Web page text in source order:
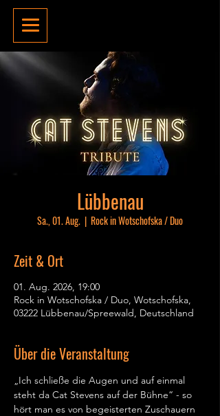
Lübbenau
Sa., 01. Aug.
  |
Rock in Wotschofska / Duo
Zeit & Ort
01. Aug. 2026, 19:00
Rock in Wotschofska / Duo, Wotschofska,
03222 Lübbenau/Spreewald, Deutschland
Über die Veranstaltung
„Ich schließe die Augen und auf einmal
steht da Cat Stevens auf der Bühne“ - so
hört man es von begeisterten Zuschauern